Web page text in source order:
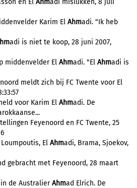
en El Ahmadi mislukken, 8 juli
Karim El Ahmadi. "Ik heb
adi is niet te koop, 28 juni 2007,
middenvelder El Ahmadi. "El Ahmadi is
meldt zich bij FC Twente voor El
voor Karim El Ahmadi. De
Feyenoord en FC Twente, 25
El Ahmadi, Brama, Sjoekov,
gebracht met Feyenoord, 28 maart
de AustralierAhmad Elrich. De